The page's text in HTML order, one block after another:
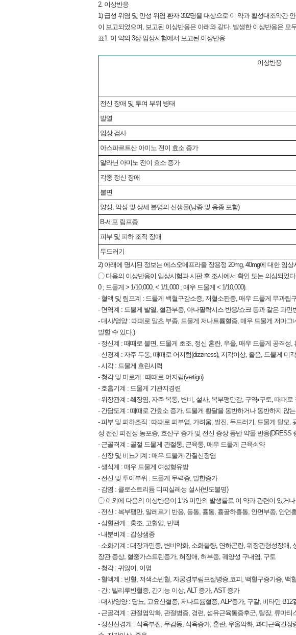
2. 이상반응
1) 급성 위염 및 만성 위염 환자 332명을 대상으로 이 약과 활성대조약간
이 보고되었으며, 보고된 이상반응은 아래와 같다. 발생한 이상반응은 모
표1. 이 약의 3상 임상시험에서 보고된 이상반응
이상반응
전신 장애 및 투여 부위 병태
발열
임상 검사
아스파르트산 아미노 전이 효소 증가
알라닌 아미노 전이 효소 증가
각종 정신 장애
불면
양성, 악성 및 상세 불명의 신생물(낭종 및 용종 포함)
B-세포 림프종
피부 및 피하 조직 장애
두드러기
2) 아래에 명시된 정보는 에스오메프라졸 장용정 20mg, 40mg에 대한 임
◯ 다음의 이상반응이 임상시험과 시판 후 조사에서 확인 또는 의심되었
0 ; 드물게 > 1/10,000, < 1/1,000 ; 매우 드물게 < 1/10,000).
‑ 혈액 및 림프계 : 드물게 백혈구감소증, 저혈소판증, 매우 드물게 무과립
‑ 면역계 : 드물게 발열, 혈관부종, 아나필락시스 반응/쇼크 등과 같은 과민
‑ 대사/영양 : 때때로 말초 부종, 드물게 저나트륨혈증, 매우 드물게 저마
발할 수 있다.)
‑ 정신계 : 때때로 불면, 드물게 초조, 정신 혼란, 우울, 매우 드물게 공격성,
‑ 신경계 : 자주 두통, 때때로 어지럼(dizziness), 지각이상, 졸음, 드물게 미
‑ 시각 : 드물게 흐린시력
‑ 청각 및 미로계 : 때때로 어지럼(vertigo)
‑ 호흡기계 : 드물게 기관지경련
‑ 위장관계 : 췌장염, 자주 복통, 변비, 설사, 복부팽만감, 구역▪구토, 때때
‑ 간담도계 : 때때로 간효소 증가, 드물게 황달을 동반하거나 동반하지 않
‑ 피부 및 피하조직 : 때때로 피부염, 가려움, 발진, 두드러기, 드물게 탈모
성 전신 피진성 농포증, 호산구 증가 및 전신 증상 동반 약물 반응(DRESS
‑ 근골격계 : 골절 드물게 관절통, 근육통, 매우 드물게 근육쇠약
‑ 신장 및 비뇨기계 : 매우 드물게 간질신장염
‑ 생식계 : 매우 드물게 여성형유방
‑ 전신 및 투여부위 : 드물게 무력증, 발한증가
‑ 감염 : 클로스트리듐 디피실레성 설사(빈도불명)
◯ 이외에 다음의 이상반응이 1 % 미만의 발생률로 이 약과 관련이 있거
‑ 전신 : 복부팽만, 알레르기 반응, 등통, 흉통, 흉골하흉통, 안면부종, 안
‑ 심혈관계 : 홍조, 고혈압, 빈맥
‑ 내분비계 : 갑상샘종
‑ 소화기계 : 대장과민증, 변비악화, 소화불량, 연하곤란, 위장관형성장애
장관 증상, 혈중가스트린증가, 혀장애, 혀부종, 궤양성 구내염, 구토
‑ 청각 : 귀앓이, 이명
‑ 혈액계 : 빈혈, 저색소빈혈, 자궁경부림프절병증,코피, 백혈구증가증, 백
‑ 간 : 빌리루빈혈증, 간기능 이상, ALT 증가, AST 증가
‑ 대사/영양 : 당뇨, 고요산혈증, 저나트륨혈증, ALP증가, 구갈, 비타민
‑ 근골격계 : 관절염악화, 관절병증, 경련, 섬유근육통증후군, 탈장, 류마티
‑ 정신신경계 : 식욕부진, 무감동, 식욕증가, 혼란, 우울악화, 과다근육긴